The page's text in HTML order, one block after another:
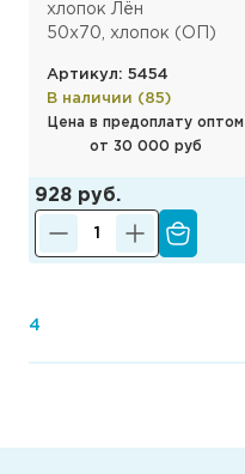
хлопок Лён
50х70, хлопок (ОП)
Артикул: 5454
В наличии (85)
Цена в предоплату оптом
от 30 000 руб
928 руб.
4